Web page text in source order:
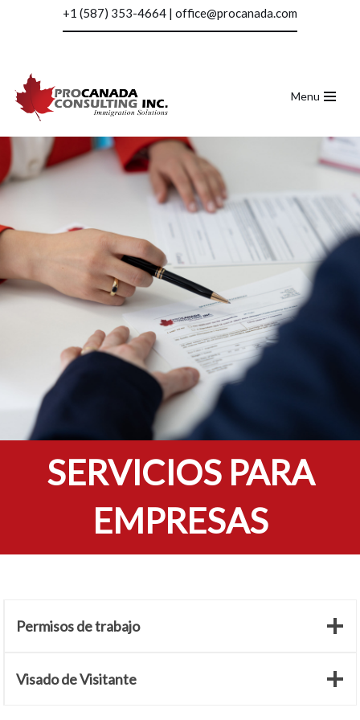
contenido
+1 (587) 353-4664 | office@procanada.com
Menu
SERVICIOS PARA
EMPRESAS
Permisos de trabajo
Visado de Visitante